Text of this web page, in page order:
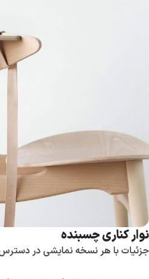
نوار کناری چسبنده
جزئیات با هر نسخه نمایشی در